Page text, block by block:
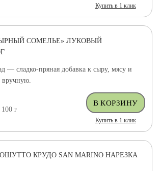
Купить в 1 клик
СОМЕЛЬЕ» ЛУКОВЫЙ
— сладко-пряная добавка к сыру, мясу и
вручную.
100г
Купить в 1 клик
КРУДО SAN MARINO НАРЕЗКА